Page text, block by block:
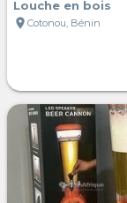
Louche en bois
location_on Cotonou, Bénin